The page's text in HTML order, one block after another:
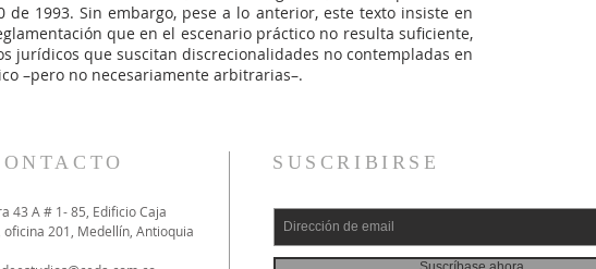
de 1993. Sin embargo, pese a lo anterior, este texto insiste en
que en el escenario práctico no resulta suficiente,
jurídicos que suscitan discrecionalidades no contempladas en
–pero no necesariamente arbitrarias–.
43 A # 1- 85, Edificio Caja
oficina 201, Medellín, Antioquia
SUSCRIBIRSE